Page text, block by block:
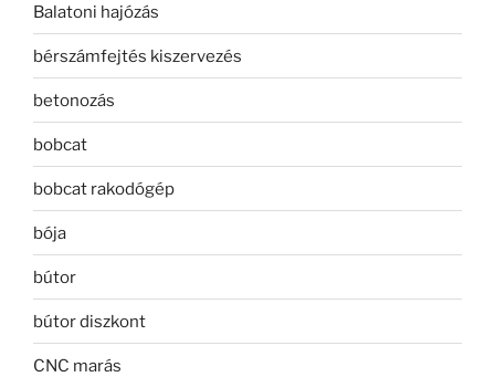
Balatoni hajózás
bérszámfejtés kiszervezés
betonozás
bobcat
bobcat rakodógép
bója
bútor
bútor diszkont
CNC marás